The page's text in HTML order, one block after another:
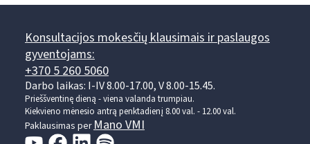
Konsultacijos mokesčių klausimais ir paslaugos
gyventojams:
+370 5 260 5060
Darbo laikas: I-IV 8.00-17.00, V 8.00-15.45.
Prieššventinę dieną - viena valanda trumpiau.
Kiekvieno mėnesio antrą penktadienį 8.00 val. - 12.00 val.
Paklausimas per Mano VMI